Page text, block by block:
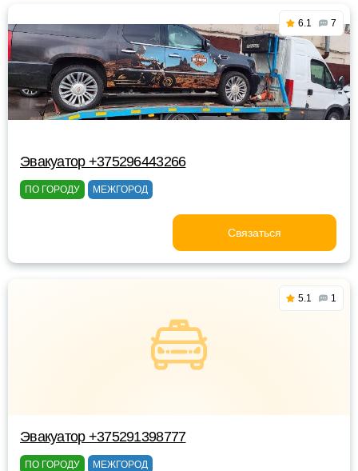
6.1 7
Эвакуатор +375296443266
ПО ГОРОДУ МЕЖГОРОД
Связаться
5.1 1
Эвакуатор +375291398777
ПО ГОРОДУ МЕЖГОРОД